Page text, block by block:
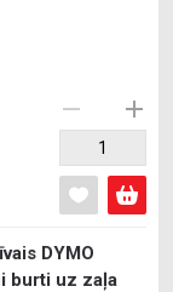
DYMO
burti uz zaļa